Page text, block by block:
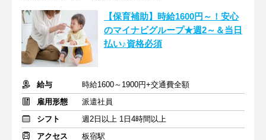
【保育補助】時給1600円～！安心
のマイナビグループ★週2～＆当日
払い♪資格必須
給与
時給1600～1900円+交通費全額
雇用形態
派遣社員
シフト
週2日以上 1日4時間以上
アクセス
板宿駅